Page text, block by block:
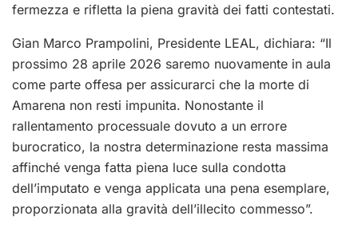
fermezza e rifletta la piena gravità dei fatti contestati.
Gian Marco Prampolini, Presidente LEAL, dichiara: “Il
prossimo 28 aprile 2026 saremo nuovamente in aula
come parte offesa per assicurarci che la morte di
Amarena non resti impunita. Nonostante il
rallentamento processuale dovuto a un errore
burocratico, la nostra determinazione resta massima
affinché venga fatta piena luce sulla condotta
dell’imputato e venga applicata una pena esemplare,
proporzionata alla gravità dell’illecito commesso”.